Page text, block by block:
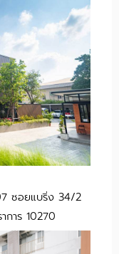
ซอยแบริ่ง 34/2
การ 10270